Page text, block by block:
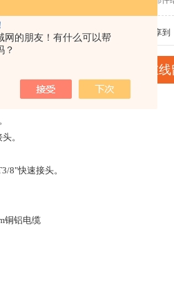
网的朋友！有什么可以帮
？
分享到
在
。
8"快速接头。
铜铝电缆